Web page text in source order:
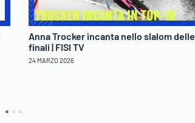
Anna Trocker incanta nello slalom delle
finali | FISI TV
24 MARZO 2026